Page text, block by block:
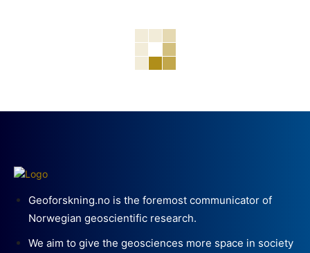
Geoforskning.no is the foremost communicator of
Norwegian geoscientific research.
We aim to give the geosciences more space in society